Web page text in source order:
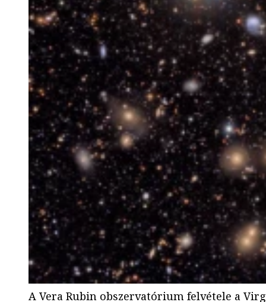
A Vera Rubin obszervatórium felvétele a